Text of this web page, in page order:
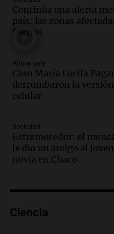
gran expo, con
y actividades
Panorama Federal
Episodios
violó libertad
Mundial de Atlanta
Panorama Federal
Episodios
estudiantes y
programa de
Viva la Radio
Episodios
tras condiciones
Episodios
Continúa una alerta
país: las zonas
fuertes
Ahora país
Caso María Lucila
derrumbaron la
celular
Sociedad
Estremecedor: el
le dio un amigo al
novia en Chaco
Ciencia